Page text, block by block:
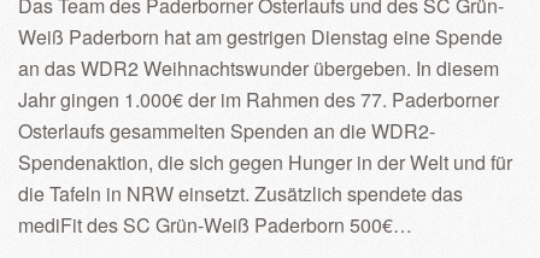
Das Team des Paderborner Osterlaufs und des SC Grün-
Weiß Paderborn hat am gestrigen Dienstag eine Spende
an das WDR2 Weihnachtswunder übergeben. In diesem
Jahr gingen 1.000€ der im Rahmen des 77. Paderborner
Osterlaufs gesammelten Spenden an die WDR2-
Spendenaktion, die sich gegen Hunger in der Welt und für
die Tafeln in NRW einsetzt. Zusätzlich spendete das
mediFit des SC Grün-Weiß Paderborn 500€…